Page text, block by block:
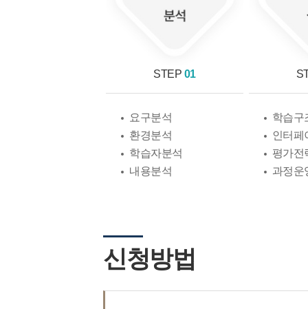
STEP 01
요구분석
환경분석
학습자분석
내용분석
학습구
인터페
평가전
과정운
신청방법